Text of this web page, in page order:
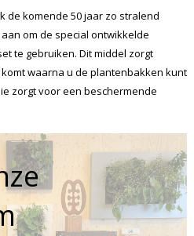
de komende 50 jaar zo stralend
om de special ontwikkelde
te gebruiken. Dit middel zorgt
waarna u de plantenbakken kunt
zorgt voor een beschermende